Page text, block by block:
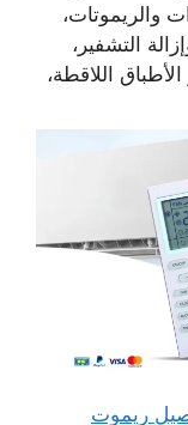
والريموتات،
التشفير،
اللاقطة،
للمنزل 66041166 توصيل ريموت